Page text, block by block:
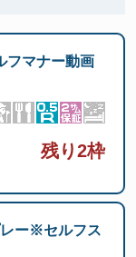
フマナー動画
残り2枠
レー※セルフス